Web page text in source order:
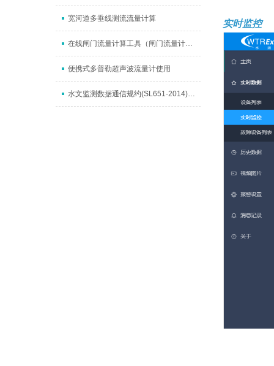
宽河道多垂线测流流量计算
在线闸门流量计算工具（闸门流量计算工具）
便携式多普勒超声波流量计使用
水文监测数据通信规约(SL651-2014)数据解析说明(水测家)
实时监控